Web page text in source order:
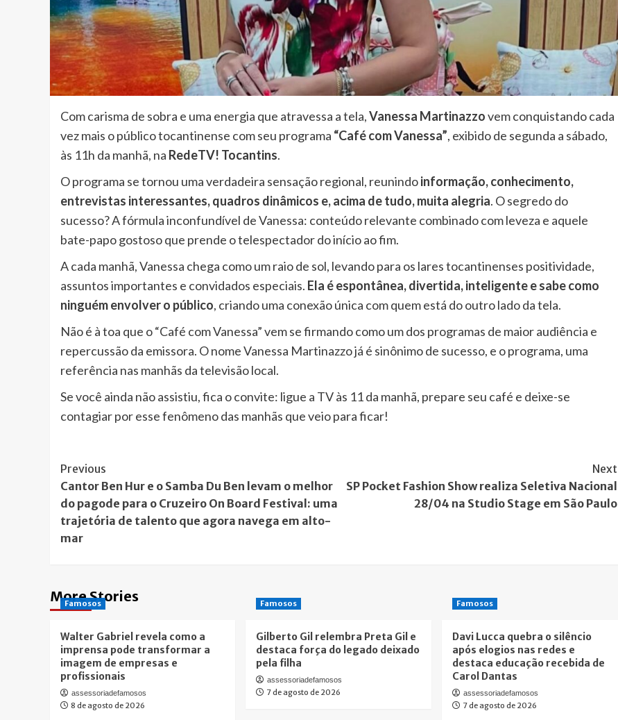
Com carisma de sobra e uma energia que atravessa a tela,Vanessa Martinazzovem conquistando cada
vez mais o público tocantinense com seu programa “Café com Vanessa”, exibido de segunda a sábado,
às 11h da manhã, na RedeTV! Tocantins.
O programa se tornou uma verdadeira sensação regional, reunindoinformação, conhecimento,
entrevistas interessantes, quadros dinâmicos e, acima de tudo, muita alegria. O segredo do
sucesso? A fórmula inconfundível de Vanessa: conteúdo relevante combinado com leveza e aquele
bate-papo gostoso que prende o telespectador do início ao fim.
A cada manhã, Vanessa chega como um raio de sol, levando para os lares tocantinenses positividade,
assuntos importantes e convidados especiais. Ela é espontânea, divertida, inteligente e sabe como
ninguém envolver o público, criando uma conexão única com quem está do outro lado da tela.
Não é à toa que o “Café com Vanessa” vem se firmando como um dos programas de maior audiência e
repercussão da emissora. O nome Vanessa Martinazzo já é sinônimo de sucesso, e o programa, uma
referência nas manhãs da televisão local.
Se você ainda não assistiu, fica o convite: ligue a TV às 11 da manhã, prepare seu café e deixe-se
contagiar por esse fenômeno das manhãs que veio para ficar!
Post
Navigation
Previous
Cantor Ben Hur e o Samba Du Ben levam o melhor
do pagode para o Cruzeiro On Board Festival: uma
trajetória de talento que agora navega em alto-
mar
Next
SP Pocket Fashion Show realiza Seletiva Nacional
28/04 na Studio Stage em São Paulo
More Stories
Famosos
Walter Gabriel revela como a
imprensa pode transformar a
imagem de empresas e
profissionais
assessoriadefamosos
8 de agosto de 2026
Famosos
Gilberto Gil relembra Preta Gil e
destaca força do legado deixado
pela filha
assessoriadefamosos
7 de agosto de 2026
Famosos
Davi Lucca quebra o silêncio
após elogios nas redes e
destaca educação recebida de
Carol Dantas
assessoriadefamosos
7 de agosto de 2026